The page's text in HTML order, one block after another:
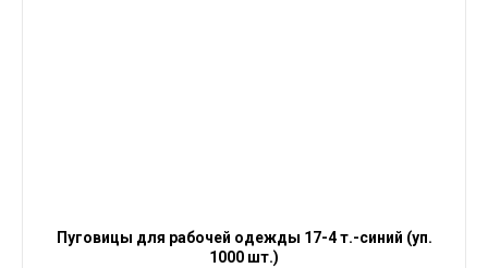
Пуговицы для рабочей одежды 17-4 т.-синий (уп.
1000 шт.)